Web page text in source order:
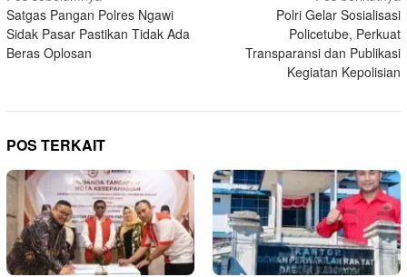
pos
Satgas Pangan Polres Ngawi
Sidak Pasar Pastikan Tidak Ada
Beras Oplosan
Polri Gelar Sosialisasi
Policetube, Perkuat
Transparansi dan Publikasi
Kegiatan Kepolisian
POS TERKAIT